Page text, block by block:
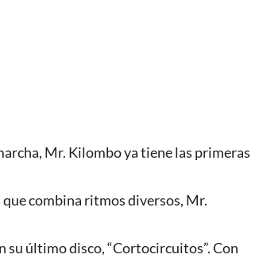
Mr. Kilombo ya tiene las primeras
combina ritmos diversos, Mr.
su último disco, “Cortocircuitos”. Con